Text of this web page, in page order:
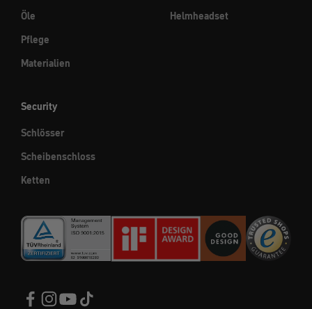
Öle
Pflege
Materialien
Helmheadset
Security
Schlösser
Scheibenschloss
Ketten